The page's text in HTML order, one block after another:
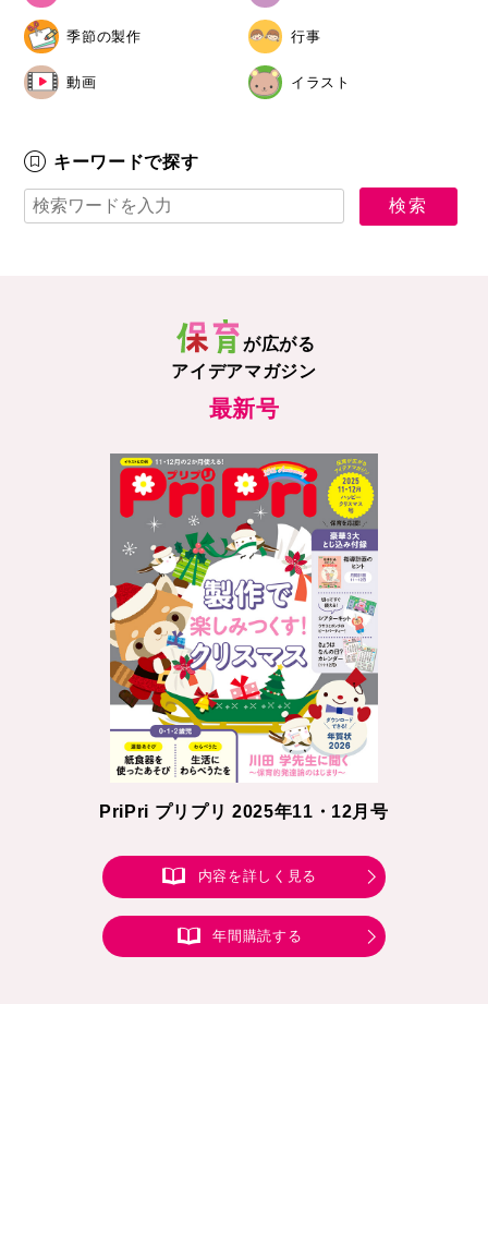
季節の製作 行事
動画 イラスト
キーワードで探す
が広がる
アイデアマガジン
最新号
PriPri プリプリ 2025年11・12月号
内容を詳しく見る
年間購読する